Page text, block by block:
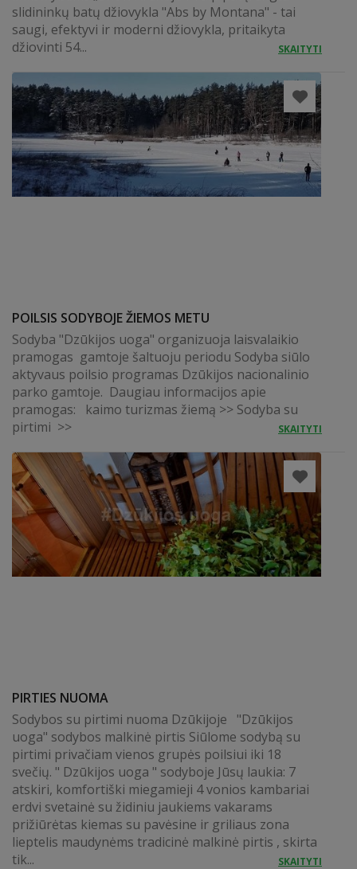
slidininkų batų džiovykla "Abs by Montana" - tai
saugi, efektyvi ir moderni džiovykla, pritaikyta
džiovinti 54...
SKAITYTI
POILSIS SODYBOJE ŽIEMOS METU
Sodyba "Dzūkijos uoga" organizuoja laisvalaikio
pramogas gamtoje šaltuoju periodu Sodyba siūlo
aktyvaus poilsio programas Dzūkijos nacionalinio
parko gamtoje. Daugiau informacijos apie
pramogas: kaimo turizmas žiemą >> Sodyba su
pirtimi >>
SKAITYTI
PIRTIES NUOMA
Sodybos su pirtimi nuoma Dzūkijoje "Dzūkijos
uoga" sodybos malkinė pirtis Siūlome sodybą su
pirtimi privačiam vienos grupės poilsiui iki 18
svečių. " Dzūkijos uoga " sodyboje Jūsų laukia: 7
atskiri, komfortiški miegamieji 4 vonios kambariai
erdvi svetainė su židiniu jaukiems vakarams
prižiūrėtas kiemas su pavėsine ir griliaus zona
lieptelis maudynėms tradicinė malkinė pirtis , skirta
tik...
SKAITYTI